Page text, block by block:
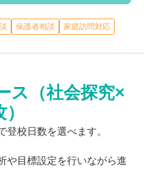
保護者相談 家庭訪問対応
ス（社会探究×
登校日数を選べます。
や目標設定を行いながら進